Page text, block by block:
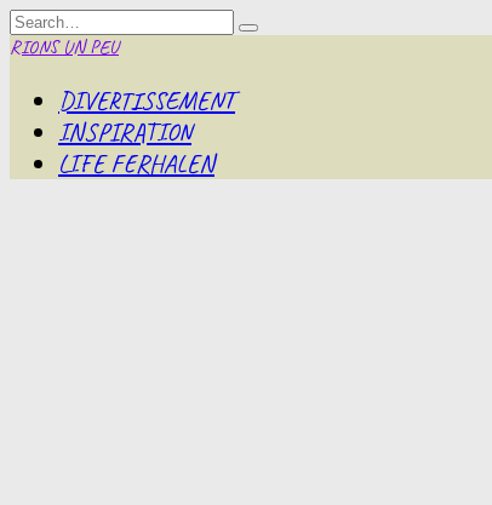
Skip
to
content
Search
for:
RIONS UN PEU
DIVERTISSEMENT
INSPIRATION
LIFE FERHALEN